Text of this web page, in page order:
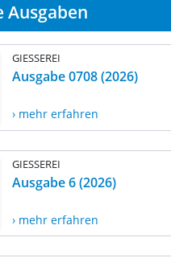
Ausgaben
GIESSEREI
Ausgabe 0708 (2026)
› mehr erfahren
GIESSEREI
Ausgabe 6 (2026)
› mehr erfahren